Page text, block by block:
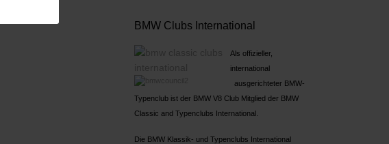
BMW Clubs International
Als offizieller,
international
ausgerichteter BMW-
Typenclub ist der BMW V8 Club Mitglied der BMW
Classic and Typenclubs International.
Die BMW Klassik- und Typenclubs International